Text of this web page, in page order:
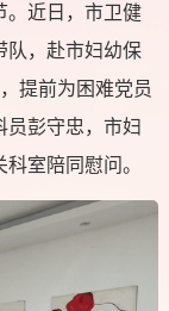
。近日，市卫健
队，赴市妇幼保
提前为困难党员
员彭守忠，市妇
室陪同慰问。